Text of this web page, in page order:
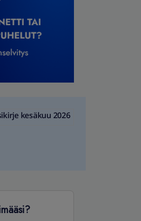
kesäkuu 2026